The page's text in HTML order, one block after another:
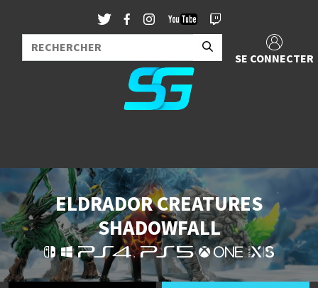
SE CONNECTER
ELDRADOR CREATURES
SHADOWFALL